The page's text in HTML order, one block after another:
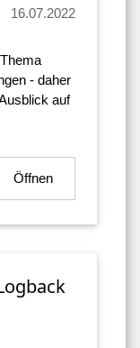
16.07.2022
- daher
auf
Öffnen